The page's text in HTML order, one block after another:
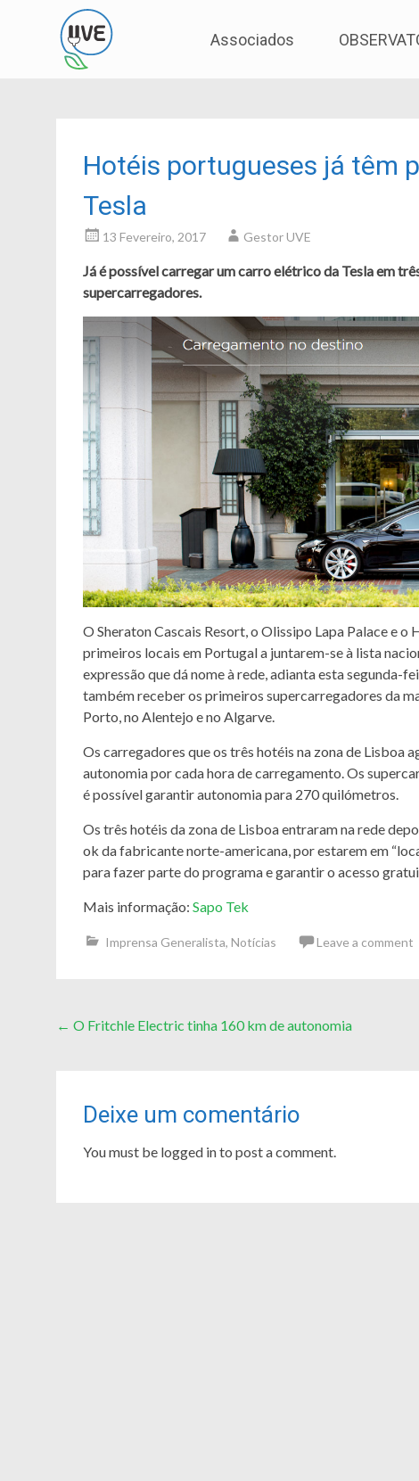
to
Associados
Hotéis portugueses já têm
Tesla
13 Fevereiro, 2017 Gestor UVE
Já é possível carregar um carro elétrico da Tesla em
supercarregadores.
O Sheraton Cascais Resort, o Olissipo Lapa Palace e
primeiros locais em Portugal a juntarem-se à lista
expressão que dá nome à rede, adianta esta
também receber os primeiros supercarregadores da
Porto, no Alentejo e no Algarve.
Os carregadores que os três hotéis na zona de
autonomia por cada hora de carregamento. Os
é possível garantir autonomia para 270 quilómetros.
Os três hotéis da zona de Lisboa entraram na rede
ok da fabricante norte-americana, por estarem em
para fazer parte do programa e garantir o acesso
Mais informação: Sapo Tek
Imprensa Generalista, Notícias Leave a comment
Post
← O Fritchle Electric tinha 160 km de autonomia
Deixe um comentário
You must be logged in to post a comment.